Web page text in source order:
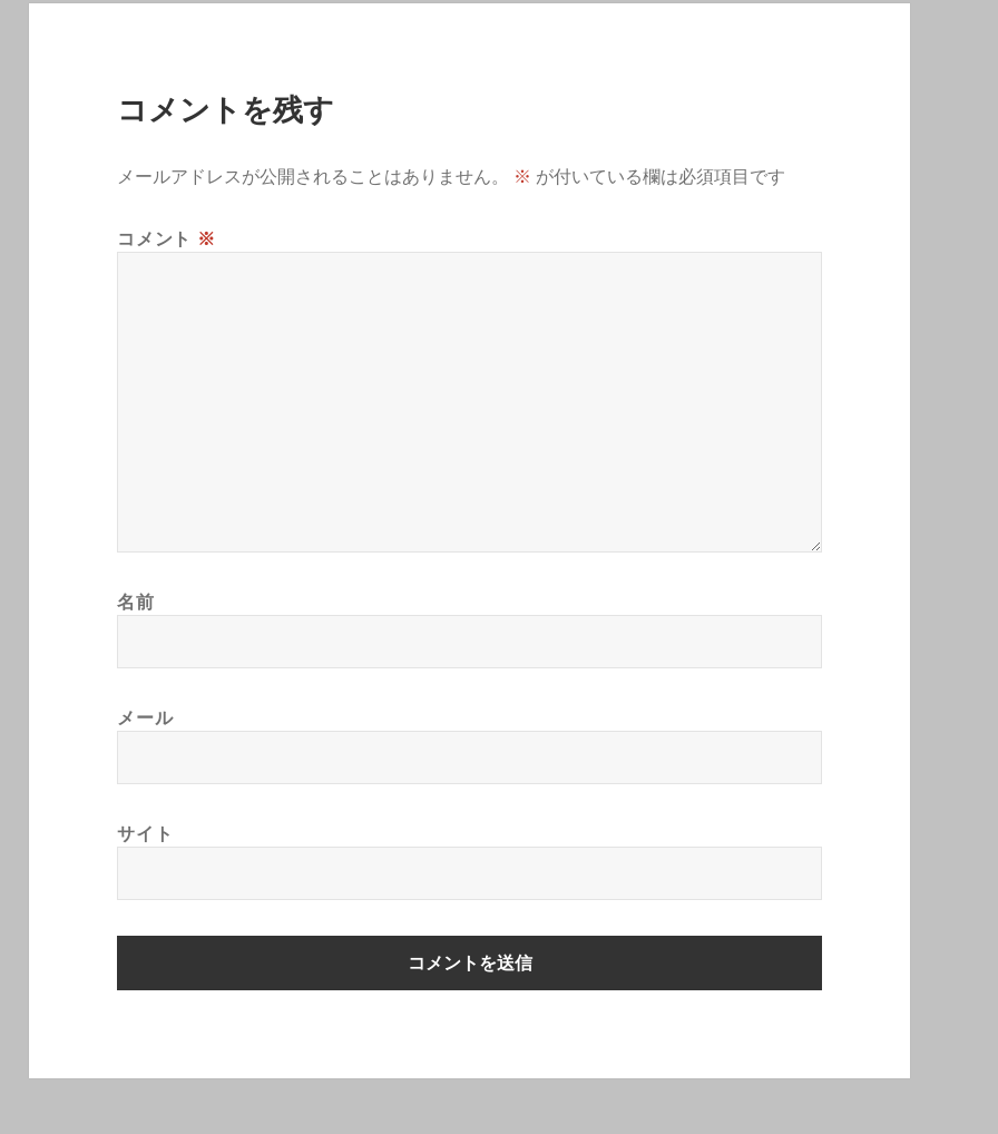
コメントを残す
メールアドレスが公開されることはありません。 ※ が付いている欄は必須項目です
コメント ※
名前
メール
サイト